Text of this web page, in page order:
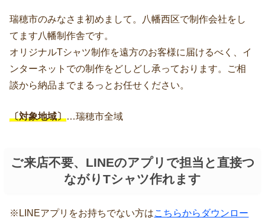
瑞穂市のみなさま初めまして。八幡西区で制作会社をし
てます八幡制作舎です。
オリジナルTシャツ制作を遠方のお客様に届けるべく、イ
ンターネットでの制作をどしどし承っております。ご相
談から納品までまるっとお任せください。
〔対象地域〕 …瑞穂市全域
ご来店不要、LINEのアプリで担当と直接つ
ながりTシャツ作れます
※LINEアプリをお持ちでない方はこちらからダウンロー